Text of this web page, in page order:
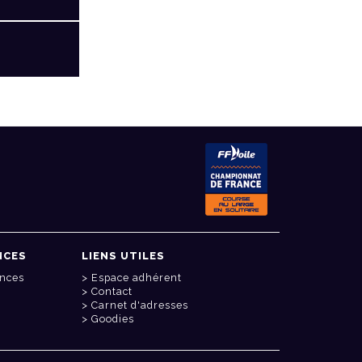
LIENS UTILES
Espace adhérent
Contact
Carnet d'adresses
Goodies